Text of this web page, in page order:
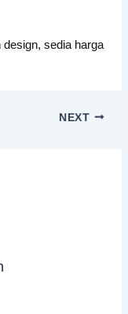
design, sedia harga
NEXT